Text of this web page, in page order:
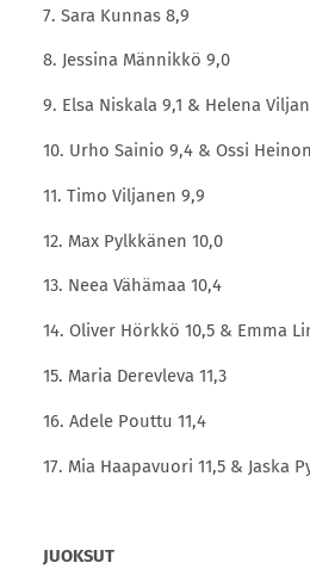
7. Sara Kunnas 8,9
8. Jessina Männikkö 9,0
9. Elsa Niskala 9,1 & Helena
10. Urho Sainio 9,4 & Ossi
11. Timo Viljanen 9,9
12. Max Pylkkänen 10,0
13. Neea Vähämaa 10,4
14. Oliver Hörkkö 10,5 & Emma
15. Maria Derevleva 11,3
16. Adele Pouttu 11,4
17. Mia Haapavuori 11,5 & Jaska
JUOKSUT